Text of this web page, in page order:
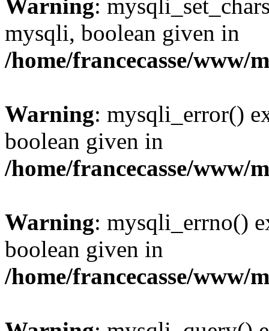
Warning:
mysqli, boolean given in
/home/francecasse/www/
Warning: mysqli_error()
boolean given in
/home/francecasse/www/
Warning: mysqli_errno()
boolean given in
/home/francecasse/www/